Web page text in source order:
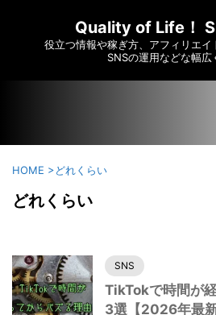
yumei.com/wp-content/themes/
7910
Quality of Life！
役立つ情報や稼ぎ方、アフィリエイ
SNSの運用などな幅広
HOME >どれくらい
どれくらい
SNS
TikTokで時間が
3選【2026年最